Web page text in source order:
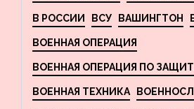
В РОССИИ ВСУ ВАШИНГТОН
ВОЕННАЯ ОПЕРАЦИЯ
ВОЕННАЯ ОПЕРАЦИЯ ПО
ВОЕННАЯ ТЕХНИКА